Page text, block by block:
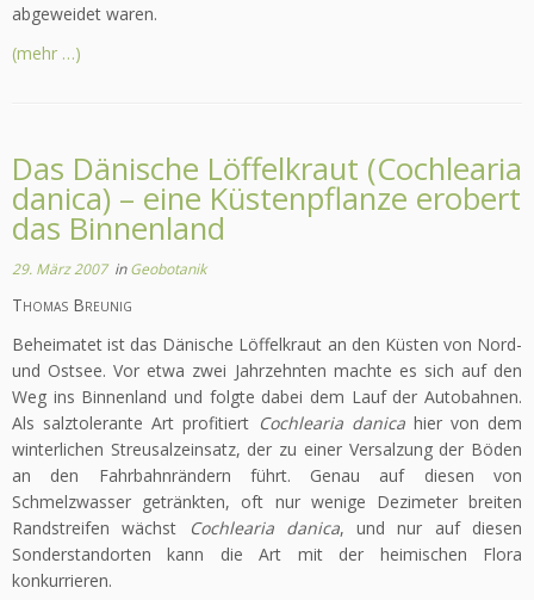
abgeweidet waren.
(mehr …)
Das Dänische Löffelkraut (Cochlearia
danica) – eine Küstenpflanze erobert
das Binnenland
29. März 2007inGeobotanik
Thomas Breunig
Beheimatet ist das Dänische Löffelkraut an den Küsten von Nord-
und Ostsee. Vor etwa zwei Jahrzehnten machte es sich auf den
Weg ins Binnenland und folgte dabei dem Lauf der Autobahnen.
Als salztolerante Art profitiert Cochlearia danicahier von dem
winterlichen Streusalz­einsatz, der zu einer Versalzung der Böden
an den Fahrbahnrändern führt. Genau auf diesen von
Schmelzwasser getränkten, oft nur wenige Dezimeter breiten
Randstreifen wächst
Cochlearia danica, und nur auf diesen
Sonderstandorten kann die Art mit der heimischen Flora
konkurrieren.